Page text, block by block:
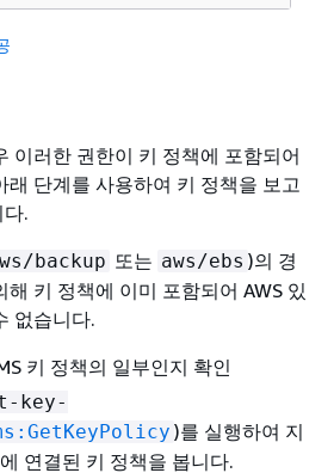
이러한 권한이 키 정책에 포함되어
래 단계를 사용하여 키 정책을 보고
.
backup 또는 aws/ebs )의 경
키 정책에 이미 포함되어 AWS 있
없습니다.
키 정책의 일부인지 확인
key-
)를 실행하여 지
연결된 키 정책을 봅니다.